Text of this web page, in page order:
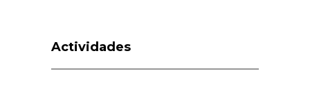
Actividades